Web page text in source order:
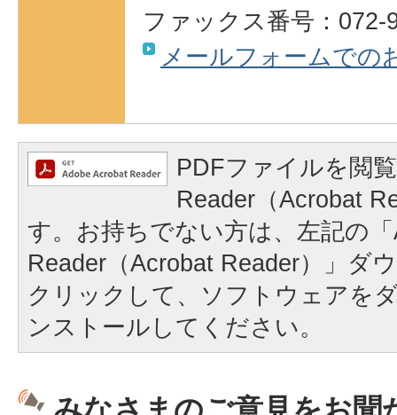
ファックス番号：072-
メールフォームでの
PDFファイルを閲
Reader（Acrobat
す。お持ちでない方は、左記の
Reader（Acrobat Reader）」ダ
クリックして、ソフトウェアを
ンストールしてください。